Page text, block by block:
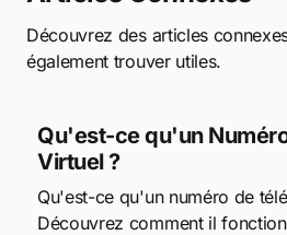
Découvrez des articles
également trouver utiles.
Qu'est-ce qu'un
Virtuel ?
Qu'est-ce qu'un numéro de
Découvrez comment il